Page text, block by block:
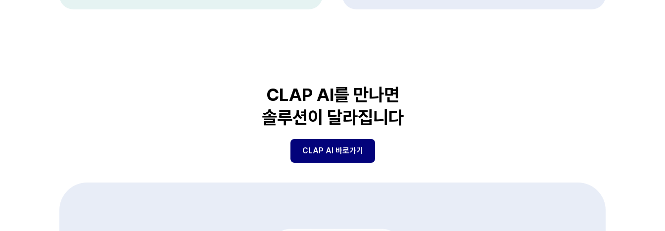
CLAP AI를 만나면
솔루션이 달라집니다
CLAP AI 바로가기